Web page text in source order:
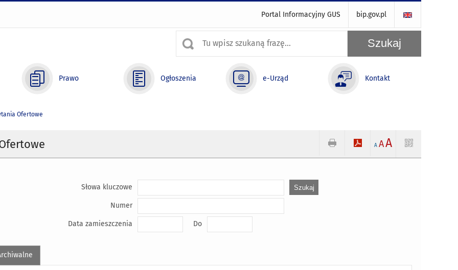
Portal Informacyjny GUS bip.gov.pl
Prawo Ogłoszenia e-Urząd Kontakt
Ofertowe
A AA
Słowa kluczowe
Numer
Data zamieszczenia Do